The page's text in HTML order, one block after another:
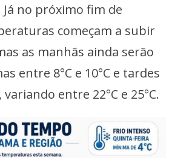
Já no próximo fim de
começam a subir
as manhãs ainda serão
entre 8°C e 10°C e tardes
entre 22°C e 25°C.